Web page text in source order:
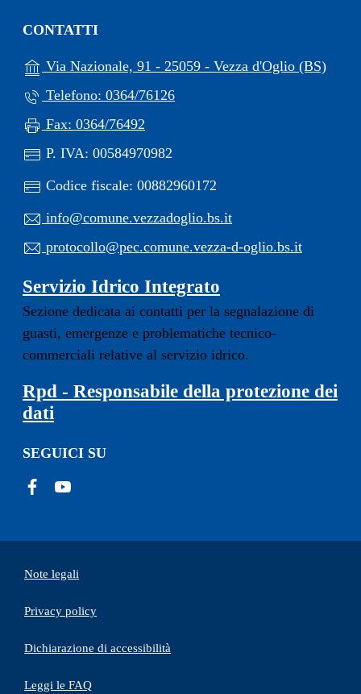
CONTATTI
Via Nazionale, 91 - 25059 - Vezza d'Oglio (BS)
Telefono: 0364/76126
Fax: 0364/76492
P. IVA: 00584970982
Codice fiscale: 00882960172
info@comune.vezzadoglio.bs.it
protocollo@pec.comune.vezza-d-oglio.bs.it
Servizio Idrico Integrato
Sezione dedicata ai contatti per la segnalazione di
guasti, emergenze e problematiche tecnico-
commerciali relative al servizio idrico.
Rpd - Responsabile della protezione dei
dati
SEGUICI SU
Note legali
Privacy policy
Dichiarazione di accessibilità
Leggi le FAQ